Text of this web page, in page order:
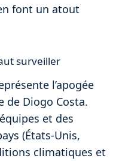
font un atout
surveiller
l’apogée
de Diogo Costa.
et des
(États-Unis,
climatiques et